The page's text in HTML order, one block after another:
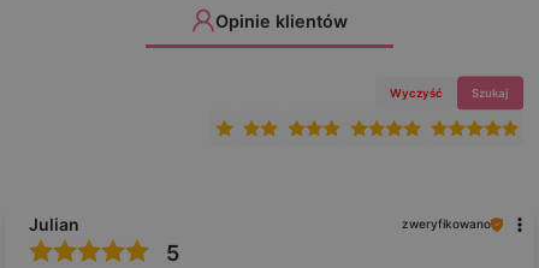
Opinie klientów
Wyczyść Szukaj
Julian zweryfikowano
5